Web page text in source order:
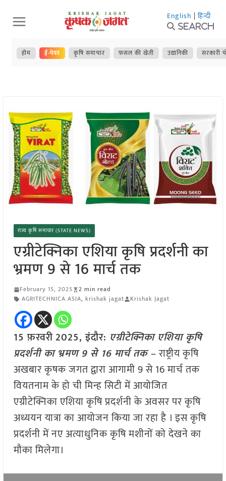
Skip
to
content
English | हिन्दी
Search
होम ई-पेपर कृषि समाचार फसल की खेती उद्यानिकी सरकारी
राज्य कृषि समाचार (STATE NEWS)
एग्रीटेक्निका एशिया कृषि प्रदर्शनी का
भ्रमण 9 से 16 मार्च तक
February 15, 2025
2 min read
AGRITECHNICA ASIA, krishak jagat Krishak Jagat
15 फ़रवरी2025,इंदौर: एग्रीटेक्निका एशिया कृषि
प्रदर्शनी का भ्रमण 9 से 16 मार्च तक –राष्ट्रीय कृषि
अखबार कृषक जगत द्वारा आगामी 9 से 16 मार्च तक
वियतनाम के हो ची मिन्ह सिटी में आयोजित
एग्रीटेक्निका एशिया कृषि प्रदर्शनी के अवसर पर कृषि
अध्ययन यात्रा का आयोजन किया जा रहा है । इस कृषि
प्रदर्शनी में नए अत्याधुनिक कृषि मशीनों को देखने का
मौका मिलेगा।